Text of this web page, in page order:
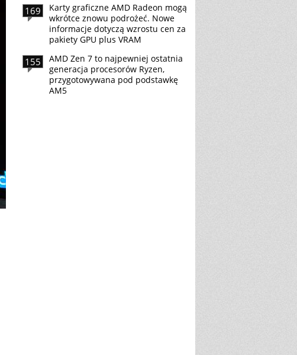
169
Karty graficzne AMD Radeon mogą
wkrótce znowu podrożeć. Nowe
informacje dotyczą wzrostu cen za
pakiety GPU plus VRAM
155
AMD Zen 7 to najpewniej ostatnia
generacja procesorów Ryzen,
przygotowywana pod podstawkę
AM5